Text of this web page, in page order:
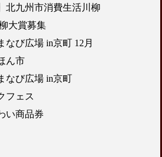
北九州市消費生活川柳
大賞募集
なび広場 in京町 12月
ん市
なび広場 in京町
フェス
い商品券